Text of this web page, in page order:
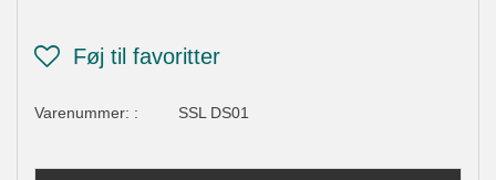
Varenummer: : SSL DS01